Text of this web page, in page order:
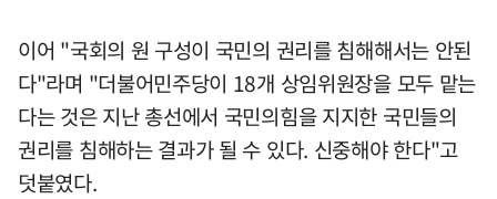
이어 "국회의 원 구성이 국민의 권리를 침해해서는 안된
다"라며 "더불어민주당이 18개 상임위원장을 모두 맡는
다는 것은 지난 총선에서 국민의힘을 지지한 국민들의
권리를 침해하는 결과가 될 수 있다. 신중해야 한다"고
덧붙였다.